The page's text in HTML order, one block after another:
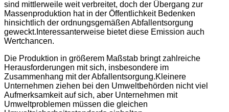
sind mittlerweile weit verbreitet, doch der Übergang zur
Massenproduktion hat in der Öffentlichkeit Bedenken
hinsichtlich der ordnungsgemäßen Abfallentsorgung
geweckt.Interessanterweise bietet diese Emission auch
Wertchancen.
Die Produktion in größerem Maßstab bringt zahlreiche
Herausforderungen mit sich, insbesondere im
Zusammenhang mit der Abfallentsorgung.Kleinere
Unternehmen ziehen bei den Umweltbehörden nicht viel
Aufmerksamkeit auf sich, aber Unternehmen mit
Umweltproblemen müssen die gleichen